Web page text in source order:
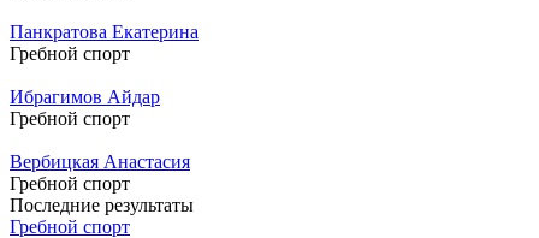
Панкратова Екатерина
Гребной спорт
Ибрагимов Айдар
Гребной спорт
Вербицкая Анастасия
Гребной спорт
Последние результаты
Гребной спорт